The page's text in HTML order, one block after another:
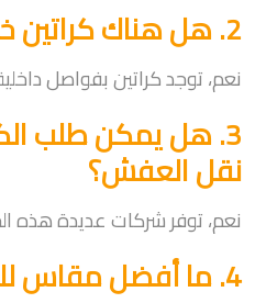
2. هل هناك كراتين خاصة للزجاج؟
نعم، توجد كراتين بفواصل
3. هل يمكن طلب
نقل العفش؟
نعم، توفر شركات عديدة هذه
4. ما أفضل مقاس للكتب؟